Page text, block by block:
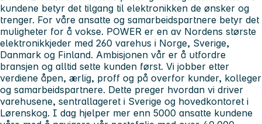
kundene betyr det tilgang til elektronikken de ønsker og
trenger. For våre ansatte og samarbeidspartnere betyr det
muligheter for å vokse. POWER er en av Nordens største
elektronikkjeder med 260 varehus i Norge, Sverige,
Danmark og Finland. Ambisjonen vår er å utfordre
bransjen og alltid sette kunden først. Vi jobber etter
verdiene åpen, ærlig, proff og på overfor kunder, kolleger
og samarbeidspartnere. Dette preger hvordan vi driver
varehusene, sentrallageret i Sverige og hovedkontoret i
Lørenskog. I dag hjelper mer enn 5000 ansatte kundene